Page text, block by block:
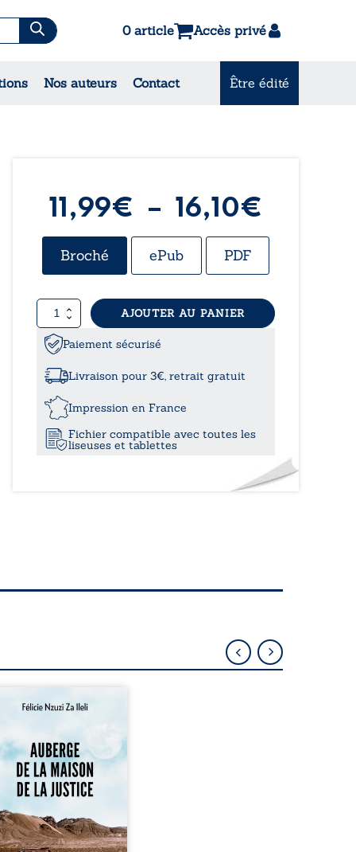
0 article Accès privé
Nos auteurs Contact Être édité
& Contes
11,99€ – 16,10€
de
11,99€
Broché ePub PDF
quantité
de
Retour
Langoz’vraz
AJOUTER AU PANIER
Paiement sécurisé
Livraison pour 3€, retrait gratuit
Impression en France
Fichier compatible avec toutes les
liseuses et tablettes
de la maison de la
exemplaire de Mbala
Lema Félix.
intègre, fervent
des droits humains
l’indépendance
il voit sa carrière de
quatre ans brutalement
par une révocation